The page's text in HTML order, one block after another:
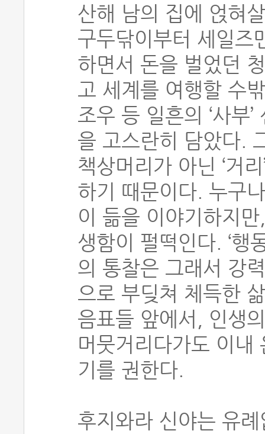
산해 남의 집에 얹혀
구두닦이부터 세일즈
하면서 돈을 벌었던
고 세계를 여행할 수
조우 등 일흔의 ‘사부
을 고스란히 담았다.
책상머리가 아닌 ‘거
하기 때문이다. 누구
이 듦을 이야기하지만
생함이 펄떡인다. ‘행
의 통찰은 그래서 강
으로 부딪쳐 체득한
음표들 앞에서, 인생
머뭇거리다가도 이내
기를 권한다.
후지와라 신야는 유